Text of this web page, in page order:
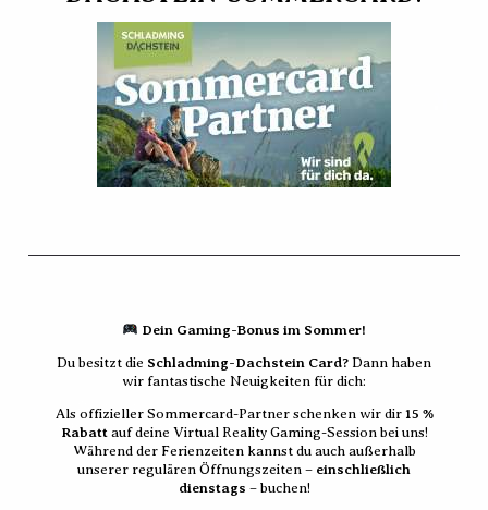
Auf der Suche nach einemeinzigartigen Teamevent? Im Gaming
Room Schladming kannst Du nicht nur die Location für Deinen
Geburtstagsfeiern. Hier taucht Ihr gemeinsam in Welten voller
Taucht ein in die Welt von Virtual Escape Missionen oder
voller Herausforderungen und Spaß!
Ruft uns an
+43 3687 25001
oder schicke uns einE-Mail
Dein Gaming-Bonus im Sommer!
Du besitzt die Schladming-Dachstein Card? Dann haben
wir fantastische Neuigkeiten für dich:
Als offizieller Sommercard-Partner schenken wir dir 15 %
Rabatt auf deine Virtual Reality Gaming-Session bei uns!
Während der Ferienzeiten kannst du auch außerhalb
unserer regulären Öffnungszeiten – einschließlich
dienstags – buchen!